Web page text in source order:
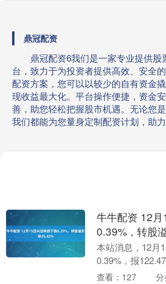
鼎冠配资
鼎冠配资6我们是一家专业提供股
台，致力于为投资者提供高效、安全
配资方案，您可以以较少的自有资金
现收益最大化。平台操作便捷，资金
善，助您轻松把握股市机遇。无论您
我们都能为您量身定制配资计划，助
牛牛配资 12
0.39%，转股
本站消息，12月
0.39%，报
转股溢价率
查看：127